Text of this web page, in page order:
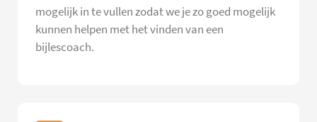
mogelijk in te vullen zodat we je zo goed mogelijk
kunnen helpen met het vinden van een
bijlescoach.